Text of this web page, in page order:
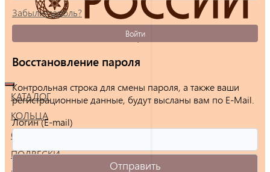
КАТАЛОГ
КОЛЬЦА
СЕРЬГИ
ПОДВЕСКИ
Забыли пароль?
Войти
Восстановление пароля
Контрольная строка для смены пароля, а также ваши
регистрационные данные, будут высланы вам по E-Mail.
Логин (E-mail)